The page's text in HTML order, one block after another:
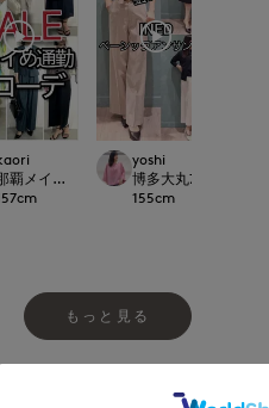
覇メインプレイスI.T.'S.international
cm
yoshi
博多大丸7-IDconcept.
155cm
もっと見る